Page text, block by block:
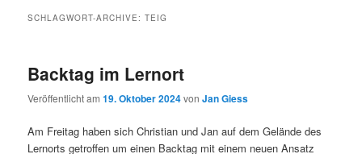
SCHLAGWORT-ARCHIVE:TEIG
Backtag im Lernort
Veröffentlicht am19. Oktober 2024vonJan Giess
Am Freitag haben sich Christian und Jan auf dem Gelände des
Lernorts getroffen um einen Backtag mit einem neuen Ansatz